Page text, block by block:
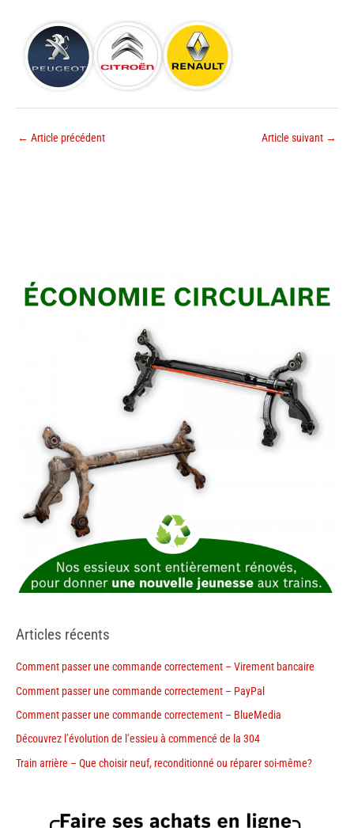
← Article précédent Article suivant →
Articles récents
Comment passer une commande correctement – Virement bancaire
Comment passer une commande correctement – PayPal
Comment passer une commande correctement – BlueMedia
Découvrez l’évolution de l’essieu à commencé de la 304
Train arrière – Que choisir neuf, reconditionné ou réparer soi-même?